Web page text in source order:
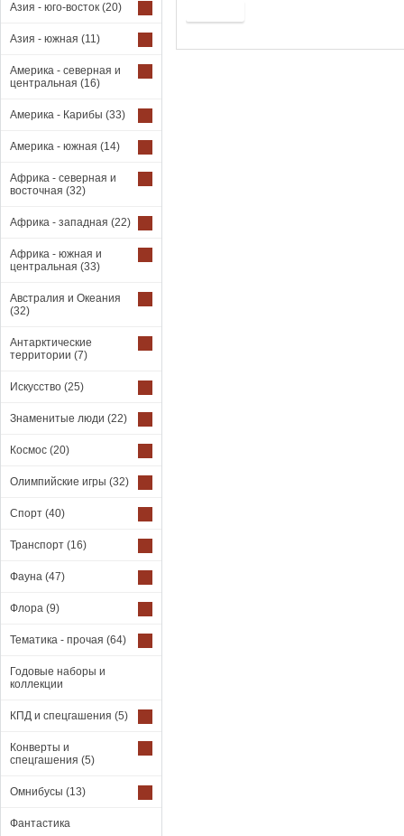
Азия - юго-восток (20)
Азия - южная (11)
Америка - северная и
центральная (16)
Америка - Карибы (33)
Америка - южная (14)
Африка - северная и
восточная (32)
Африка - западная (22)
Африка - южная и
центральная (33)
Австралия и Океания
(32)
Антарктические
территории (7)
Искусство (25)
Знаменитые люди (22)
Космос (20)
Олимпийские игры (32)
Спорт (40)
Транспорт (16)
Фауна (47)
Флора (9)
Тематика - прочая (64)
Годовые наборы и
коллекции
КПД и спецгашения (5)
Конверты и
спецгашения (5)
Омнибусы (13)
Фантастика